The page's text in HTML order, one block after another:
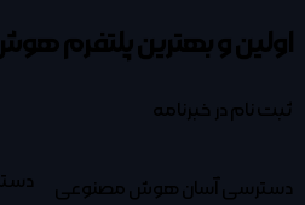
اولین و بهترین پلتفرمهوش
ثبت نام در خبرنامه
دسترسی آسان هوش مصنوعی